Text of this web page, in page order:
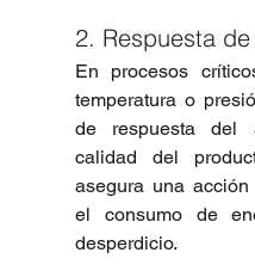
2. Respuesta
En procesos
temperatura o
de respuesta del
calidad del
asegura una
el consumo de
desperdicio.